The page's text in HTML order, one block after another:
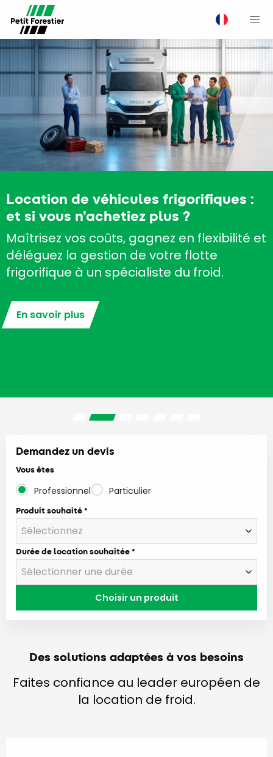
Location de véhicules frigorifiques :
et si vous n’achetiez plus ?
Maîtrisez vos coûts, gagnez en flexibilité et
déléguez la gestion de votre flotte
frigorifique à un spécialiste du froid.
En savoir plus
Demandez un devis
Vous êtes
Professionnel Particulier
Produit souhaité
Durée de location souhaitée
Choisir un produit
Des solutions adaptées à vos besoins
Faites confiance au leader européen de
la location de froid.